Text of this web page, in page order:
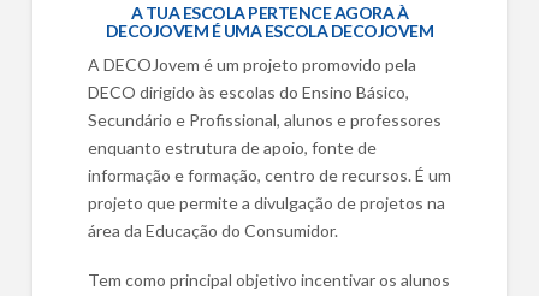
A TUA ESCOLA PERTENCE AGORA À
DECOJOVEM É UMA ESCOLA DECOJOVEM
A DECOJovem é um projeto promovido pela
DECO dirigido às escolas do Ensino Básico,
Secundário e Profissional, alunos e professores
enquanto estrutura de apoio, fonte de
informação e formação, centro de recursos. É um
projeto que permite a divulgação de projetos na
área da Educação do Consumidor.
Tem como principal objetivo incentivar os alunos